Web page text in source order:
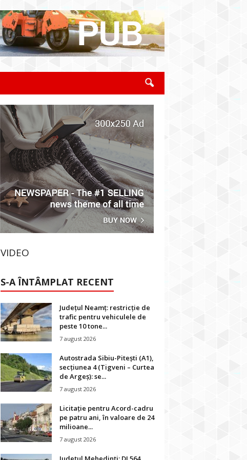
VIDEO
S-A ÎNTÂMPLAT RECENT
Județul Neamț: restricție de
trafic pentru vehiculele de
peste 10 tone...
7 august 2026
Autostrada Sibiu-Pitești (A1),
secțiunea 4 (Tigveni – Curtea
de Argeș): se...
7 august 2026
Licitație pentru Acord-cadru
pe patru ani, în valoare de 24
milioane...
7 august 2026